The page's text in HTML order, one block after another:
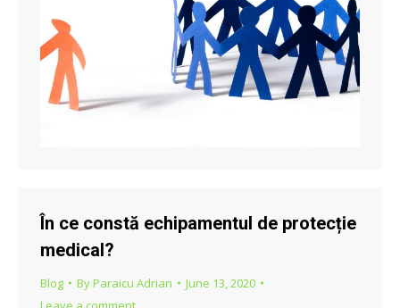
În ce constă echipamentul de protecție
medical?
Blog ByParaicu Adrian
June 13, 2020